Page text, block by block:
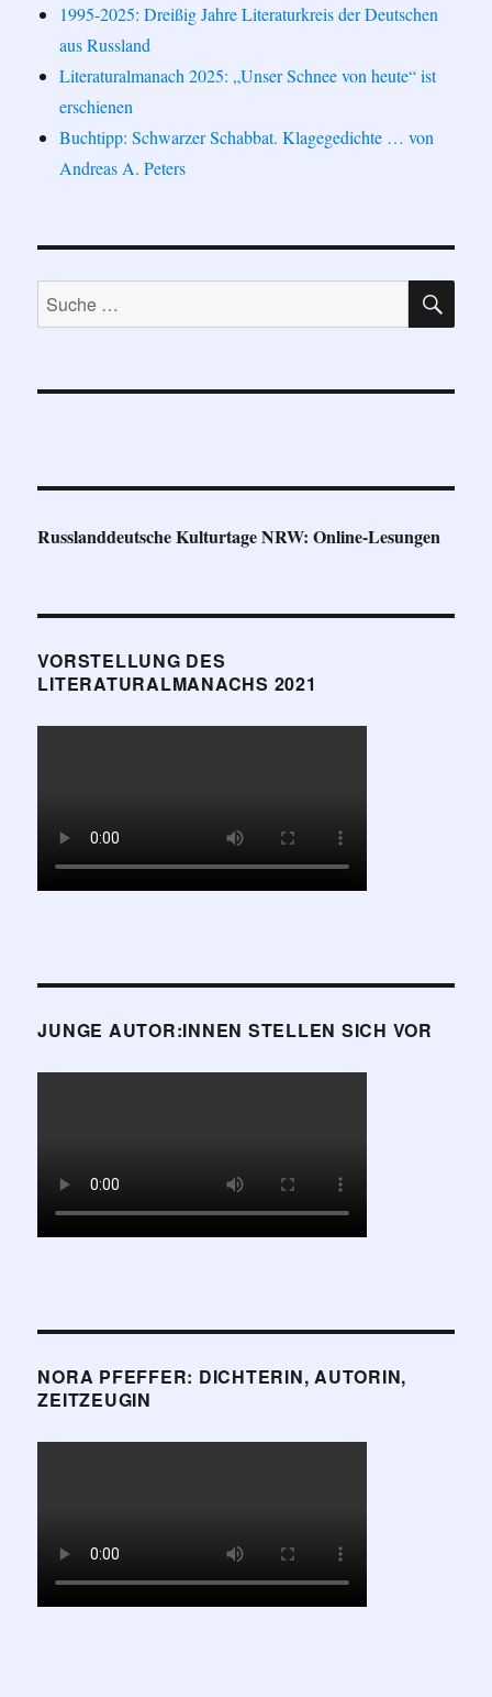
1995-2025: Dreißig Jahre Literaturkreis der Deutschen
aus Russland
Literaturalmanach 2025: „Unser Schnee von heute“ ist
erschienen
Buchtipp: Schwarzer Schabbat. Klagegedichte … von
Andreas A. Peters
Suche
nach:
Russlanddeutsche Kulturtage NRW: Online-Lesungen
VORSTELLUNG DES
LITERATURALMANACHS 2021
JUNGE AUTOR:INNEN STELLEN SICH VOR
NORA PFEFFER: DICHTERIN, AUTORIN,
ZEITZEUGIN